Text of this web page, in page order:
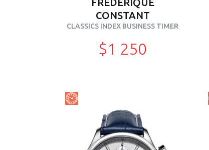
CONSTANT
CLASSICS INDEX BUSINESS TIMER
$1 250